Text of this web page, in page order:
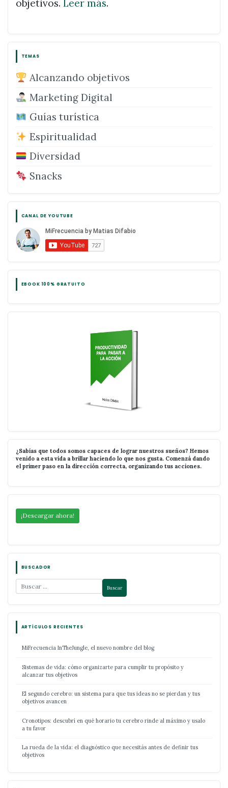
objetivos. Leer más.
TEMAS
Alcanzando objetivos
Marketing Digital
Guías turística
Espiritualidad
Diversidad
Snacks
CANAL DE YOUTUBE
EBOOK 100% GRATUITO
¿Sabías que todos somos capaces de lograr nuestros sueños? Hemos
venido a esta vida a brillar haciendo lo que nos gusta. Comenzá dando
el primer paso en la dirección correcta, organizando tus acciones.
¡Descargar ahora!
BUSCADOR
ARTÍCULOS RECIENTES
MiFrecuencia InTheJungle, el nuevo nombre del blog
Sistemas de vida: cómo organizarte para cumplir tu propósito y
alcanzar tus objetivos
El segundo cerebro: un sistema para que tus ideas no se pierdan y tus
objetivos avancen
Cronotipos: descubrí en qué horario tu cerebro rinde al máximo y usalo
a tu favor
La rueda de la vida: el diagnóstico que necesitás antes de definir tus
objetivos